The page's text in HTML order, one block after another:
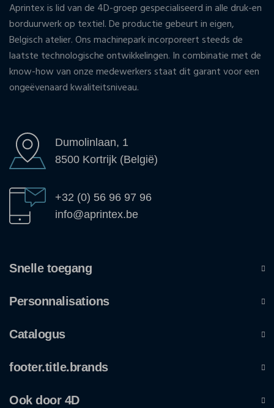
Aprintex is lid van de 4D-groep gespecialiseerd in alle druk-en
borduurwerk op textiel. De productie gebeurt in eigen,
Belgisch atelier. Ons machinepark incorporeert steeds de
laatste technologische ontwikkelingen. In combinatie met de
know-how van onze medewerkers staat dit garant voor een
ongeëvenaard kwaliteitsniveau.
Dumolinlaan, 1
8500 Kortrijk (België)
+32 (0) 56 96 97 96
info@aprintex.be
Snelle toegang
Personnalisations
Catalogus
footer.title.brands
Ook door 4D